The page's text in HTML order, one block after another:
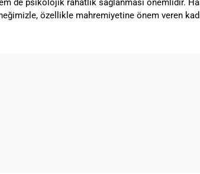
de psikolojik rahatlık sağlanması önemlidir.
özellikle mahremiyetine önem veren